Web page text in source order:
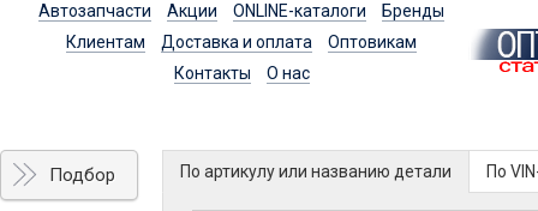
Автозапчасти Акции ONLINE-каталоги
Бренды
Клиентам
Доставка и оплата
Оптовикам
Контакты
О нас
Подбор По артикулу или названию детали По